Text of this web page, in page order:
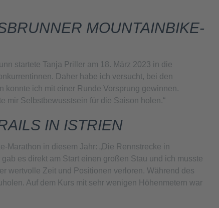
MOUNTAINBIKE-
startete Tanja Priller am 18. März 2023 in die
Daher habe ich versucht, bei den
konnte ich mit einer Runde Vorsprung gewinnen.
mir Selbstbewusstsein für die Saison holen.“
IN ISTRIEN
Marathon in diesem Jahr: „Die Rennstrecke in
es direkt am Start einen großen Stau und ich musste
wertvolle Zeit und Positionen verloren. Während des
Auf dem Kurs mit sehr wenigen Höhenmetern war